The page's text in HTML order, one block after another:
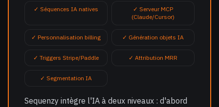
✓ Séquences IA natives
✓ Serveur MCP
(Claude/Cursor)
✓ Personnalisation billing ✓ Génération objets IA
✓ Triggers Stripe/Paddle ✓ Attribution MRR
✓ Segmentation IA
Sequenzy intègre l'IA à deux niveaux : d'abord